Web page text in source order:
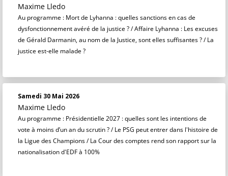
Maxime Lledo
Au programme : Mort de Lyhanna : quelles sanctions en cas de
dysfonctionnement avéré de la justice ? / Affaire Lyhanna : Les excuses
de Gérald Darmanin, au nom de la Justice, sont elles suffisantes ? / La
justice est-elle malade ?
Samedi 30 Mai 2026
Maxime Lledo
Au programme : Présidentielle 2027 : quelles sont les intentions de
vote à moins d’un an du scrutin ? / Le PSG peut entrer dans l'histoire de
la Ligue des Champions / La Cour des comptes rend son rapport sur la
nationalisation d'EDF à 100%